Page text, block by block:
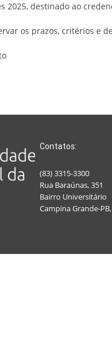
2025, destinado ao
os prazos, critérios e
Contatos:
(83) 3315-3300
Rua Baraúnas, 351
Bairro Universitário
Campina Grande-